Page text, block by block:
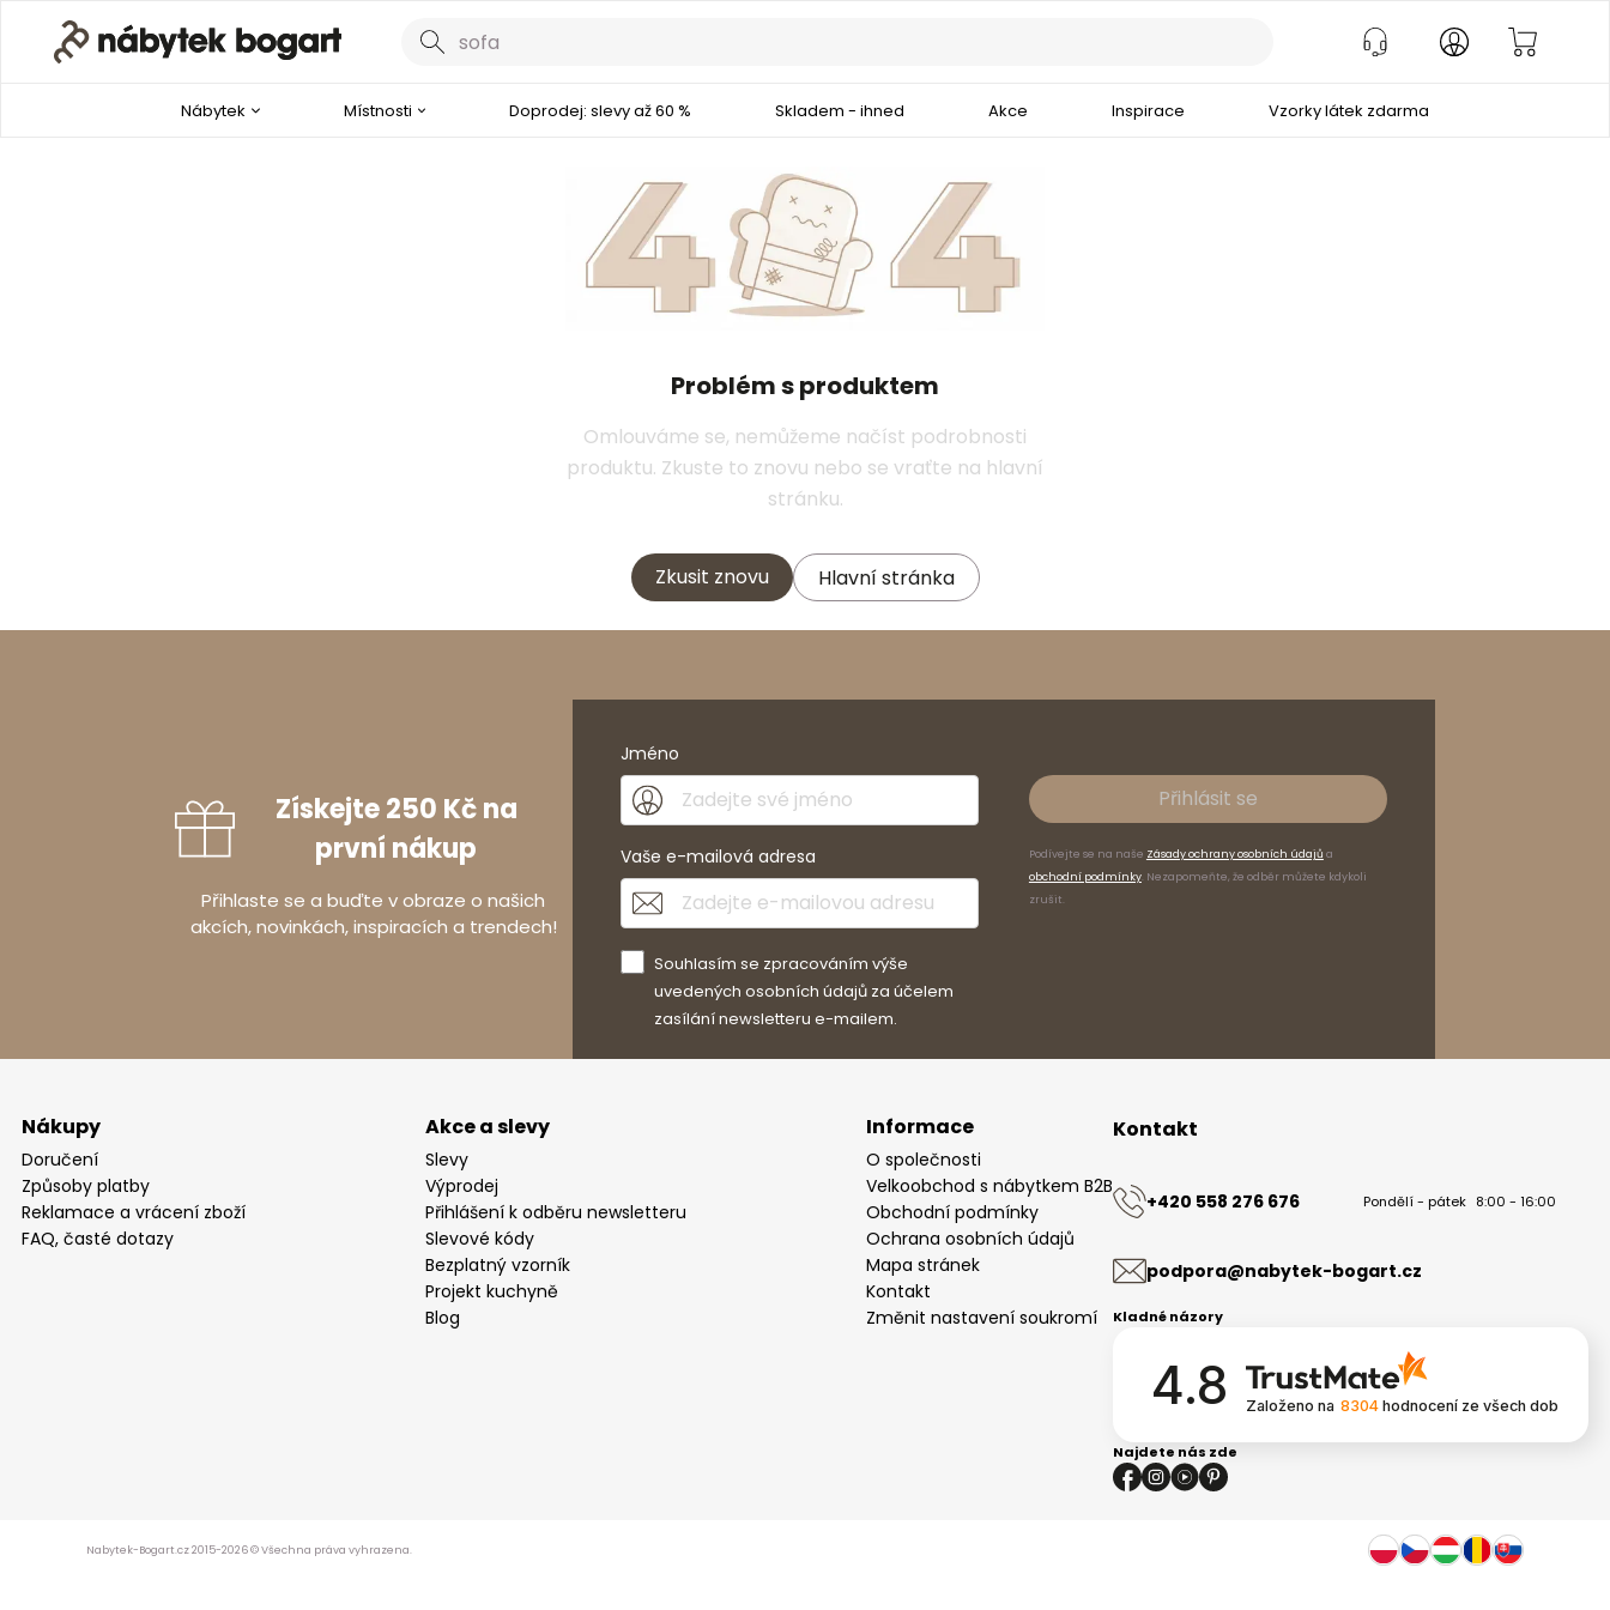
Nábytek Místnosti Doprodej: slevy až 60 % Skladem - ihned Akce Inspirace Vzorky látek zdarma
Problém s produktem
Omlouváme se, nemůžeme načíst podrobnosti
produktu. Zkuste to znovu nebo se vraťte na hlavní
stránku.
Zkusit znovu Hlavní stránka
Získejte 250 Kč na
první nákup
Přihlaste se a buďte v obraze o našich
akcích, novinkách, inspiracích a trendech!
Jméno
Vaše e-mailová adresa
Souhlasím se zpracováním výše
uvedených osobních údajů za účelem
zasílání newsletteru e-mailem.
Přihlásit se
Podívejte se na naše Zásady ochrany osobních údajů a
obchodní podmínky. Nezapomeňte, že odběr můžete kdykoli
zrušit.
Nákupy
Doručení
Způsoby platby
Reklamace a vrácení zboží
FAQ, časté dotazy
Akce a slevy
Slevy
Výprodej
Přihlášení k odběru newsletteru
Slevové kódy
Bezplatný vzorník
Projekt kuchyně
Blog
Informace
O společnosti
Velkoobchod s nábytkem B2B
Obchodní podmínky
Ochrana osobních údajů
Mapa stránek
Kontakt
Změnit nastavení soukromí
Kontakt
+420 558 276 676 Pondělí - pátek 8:00 - 16:00
podpora@nabytek-bogart.cz
Kladné názory
4.8 Založeno na 8304 hodnocení ze všech dob
Najdete nás zde
Nabytek-Bogart.cz 2015-2026 © Všechna práva vyhrazena.